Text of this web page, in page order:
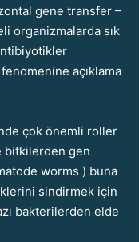
gene transfer –
organizmalarda sık
açıklama
çok önemli roller
bitkilerden gen
worms ) buna
sindirmek için
bakterilerden elde